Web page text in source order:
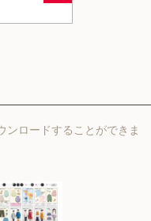
ンロードすることができま